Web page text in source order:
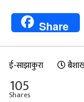
Share
ई-साझाकुरा
105
Shares